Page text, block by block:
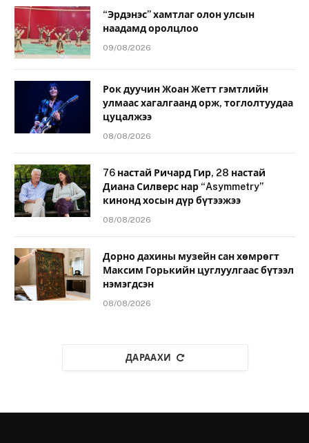
“Эрдэнэс” хамтлаг олон улсын
наадамд оролцлоо
09/08/2026
Рок дуучин Жоан Жетт гэмтлийн
улмаас хагалгаанд орж, тоглолтуудаа
цуцалжээ
08/08/2026
76 настай Ричард Гир, 28 настай
Диана Силверс нар “Asymmetry”
кинонд хосын дүр бүтээжээ
08/08/2026
Дорно дахины музейн сан хөмрөгт
Максим Горькийн цуглуулгаас бүтээл
нэмэгдсэн
08/08/2026
ДАРААХИ